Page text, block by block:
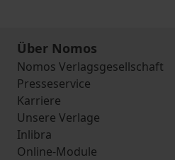
Über Nomos
Nomos Verlagsgesellschaft
Presseservice
Karriere
Unsere Verlage
Inlibra
Online-Module